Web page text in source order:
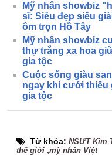
Mỹ nhân showbiz
sĩ: Siêu đẹp siêu
ôm trọn Hồ Tây
Mỹ nhân showbiz
thự trắng xa hoa
gia tộc
Cuộc sống giàu
ngay khi cưới thiếu
gia tộc
Từ khóa:NSƯT Kim
thế giới ,mỹ nhân Việt